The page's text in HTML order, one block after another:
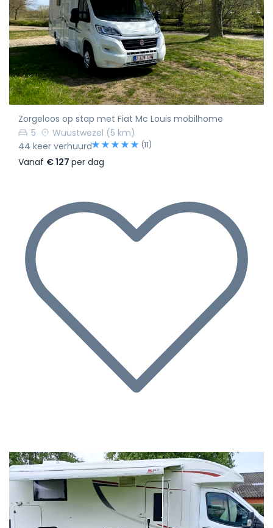
Zorgeloos op stap met Fiat Mc Louis mobilhome
5
Wuustwezel (5 km)
44 keer verhuurd
(11)
Vanaf € 127 per dag